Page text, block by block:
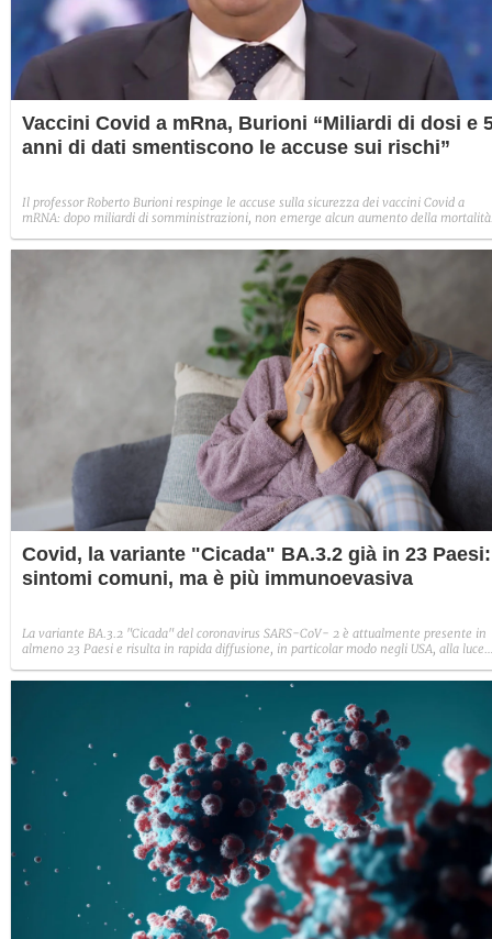
Vaccini Covid a mRna, Burioni “Miliardi di dosi e
anni di dati smentiscono le accuse sui rischi”
Il professor Roberto Burioni respinge le accuse sulla sicurezza dei vaccini Covid a
mRNA: dopo miliardi di somministrazioni, non emerge alcun aumento della mortalità
Covid, la variante "Cicada" BA.3.2 già in 23 Paesi:
sintomi comuni, ma è più immunoevasiva
La variante BA.3.2 "Cicada" del coronavirus SARS-CoV- 2 è attualmente presente in
almeno 23 Paesi e risulta in rapida diffusione, in particolar modo negli USA, alla luce
comuni nei pazienti Covid non si segnalano differenze con altre varianti della
Omicron, come tosse, febbre e dolori muscolari.